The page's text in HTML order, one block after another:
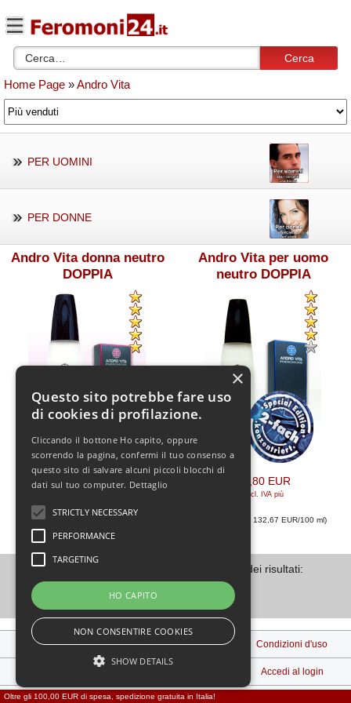
Cerca
Home Page »Andro Vita
PER UOMINI
PER DONNE
Andro Vita donna neutro
DOPPIA
CONCENTRAZIONE
Edizione
39,80 EUR
(Prezzo base: 132,67 EUR/100 ml
Andro Vita per uomo
neutro DOPPIA
CONCENTRAZIONE Edizio
39,80 EUR
[incl. IVA più
(Prezzo base: 132,67 EUR/100 ml)
prodotti) Pagina dei risultati:
Note legali Spedizione e Consegna Condizioni d'uso
Accedi al login
Diritto di recesso
Oltre gli 100,00 EUR di spesa, spedizione gratuita in Italia!
Questo sito potrebbe fare uso
di cookies di profilazione.
Cliccando il bottone Ho capito, oppure
scorrendo la pagina, confermi il tuo consenso a
questo sito di salvare alcuni piccoli blocchi di
dati sul tuo computer. Dettaglio
STRICTLY NECESSARY
PERFORMANCE
TARGETING
HO CAPITO
NON CONSENTIRE COOKIES
SHOW DETAILS
×